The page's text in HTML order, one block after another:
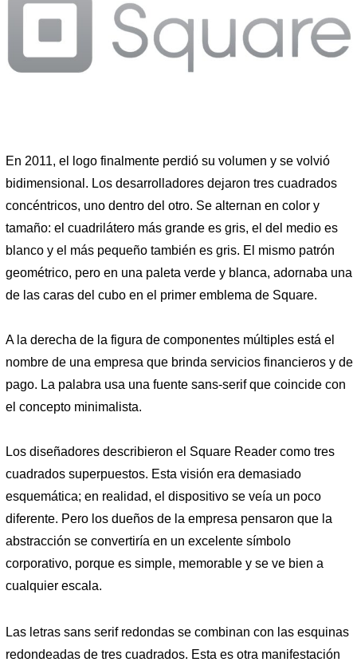
En 2011, el logo finalmente perdió su volumen y se volvió
bidimensional. Los desarrolladores dejaron tres cuadrados
concéntricos, uno dentro del otro. Se alternan en color y
tamaño: el cuadrilátero más grande es gris, el del medio es
blanco y el más pequeño también es gris. El mismo patrón
geométrico, pero en una paleta verde y blanca, adornaba una
de las caras del cubo en el primer emblema de Square.
A la derecha de la figura de componentes múltiples está el
nombre de una empresa que brinda servicios financieros y de
pago. La palabra usa una fuente sans-serif que coincide con
el concepto minimalista.
Los diseñadores describieron el Square Reader como tres
cuadrados superpuestos. Esta visión era demasiado
esquemática; en realidad, el dispositivo se veía un poco
diferente. Pero los dueños de la empresa pensaron que la
abstracción se convertiría en un excelente símbolo
corporativo, porque es simple, memorable y se ve bien a
cualquier escala.
Las letras sans serif redondas se combinan con las esquinas
redondeadas de tres cuadrados. Esta es otra manifestación